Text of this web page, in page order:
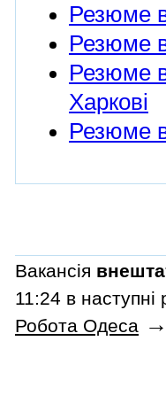
Резюме
Резюме
Резюме
Харкові
Резюме
Вакансія
11:24 в наступні
Робота Одеса →